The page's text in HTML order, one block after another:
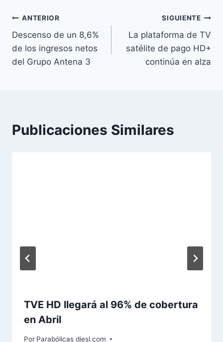
Navegación
de
entradas
ANTERIOR
Descenso de un 8,6%
de los ingresos netos
del Grupo Antena 3
SIGUIENTE
La plataforma de TV
satélite de pago HD+
continúa en alza
Publicaciones Similares
TVE HD llegará al 96% de cobertura
en Abril
Por Parabólicas diesl.com